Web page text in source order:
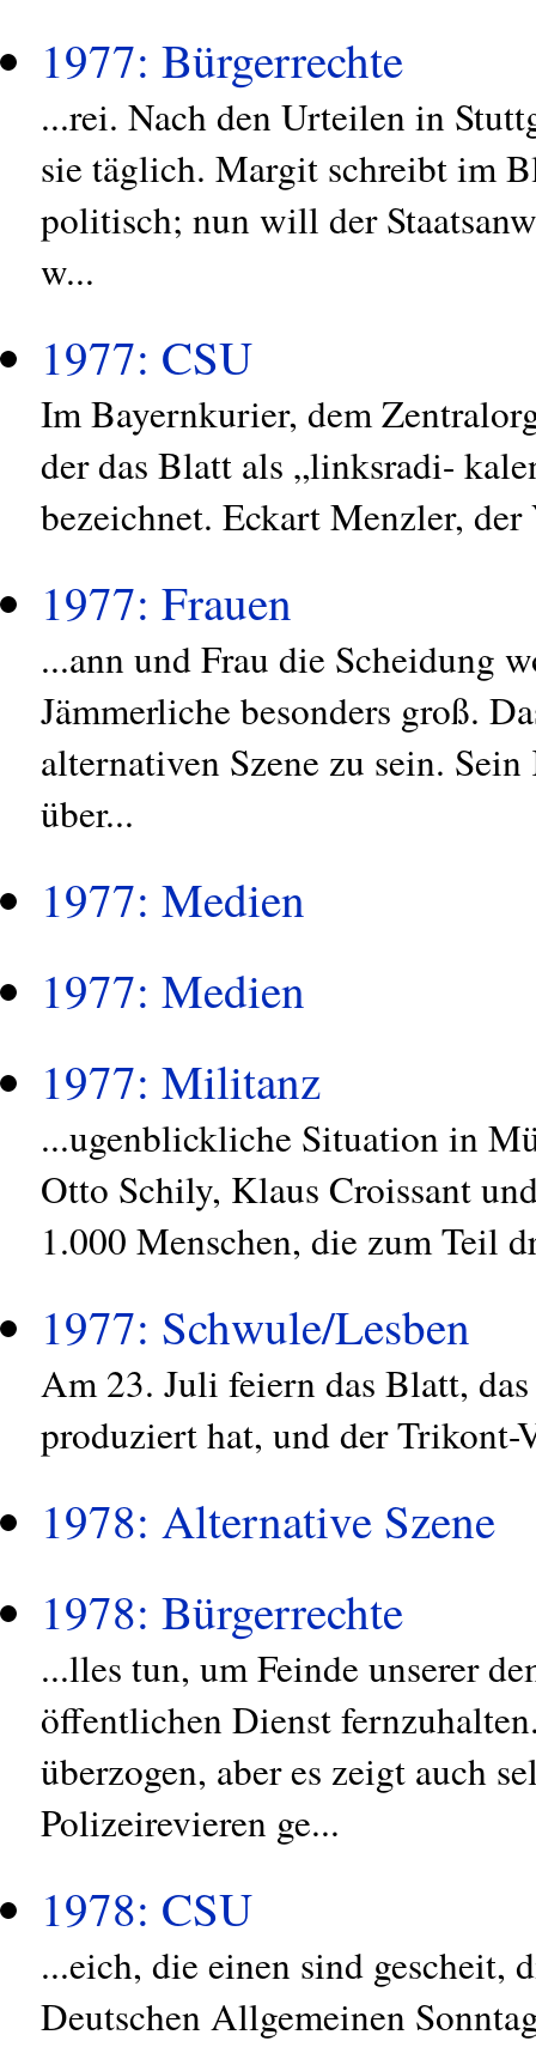
1977: Bürgerrechte
...rei. Nach den Urteilen in
sie täglich. Margit schreibt im
politisch; nun will der
w...
1977: CSU
Im Bayernkurier, dem
der das Blatt als „linksradi-
bezeichnet. Eckart Menzler, der
1977: Frauen
...ann und Frau die Scheidung
Jämmerliche besonders groß.
alternativen Szene zu sein.
über...
1977: Medien
1977: Medien
1977: Militanz
...ugenblickliche Situation in
Otto Schily, Klaus Croissant
1.000 Menschen, die zum Teil
1977: Schwule/Lesben
Am 23. Juli feiern das Blatt,
produziert hat, und der Trikont-
1978: Alternative Szene
1978: Bürgerrechte
...lles tun, um Feinde unserer
öffentlichen Dienst
überzogen, aber es zeigt auch
Polizeirevieren ge...
1978: CSU
...eich, die einen sind gescheit,
Deutschen Allgemeinen